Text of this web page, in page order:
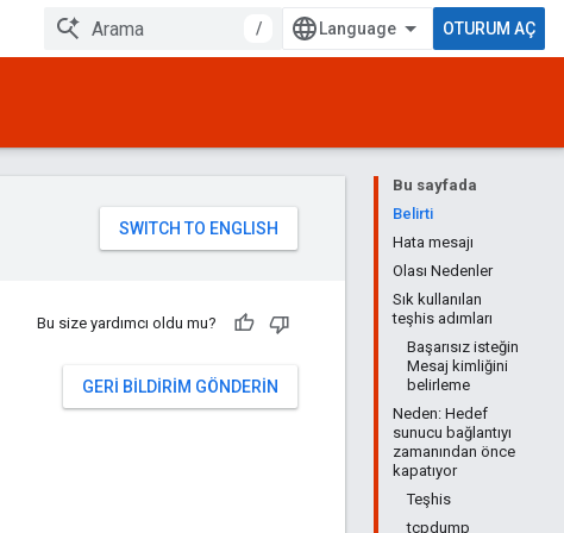
/ OTURUM AÇ
Bu sayfada
Belirti
Hata mesajı
Olası Nedenler
Sık kullanılan
teşhis adımları
Başarısız isteğin
Mesaj kimliğini
belirleme
Neden: Hedef
sunucu bağlantıyı
zamanından önce
kapatıyor
Teşhis
tcpdump
Bu size yardımcı oldu mu?
GERI BILDIRIM GÖNDERIN